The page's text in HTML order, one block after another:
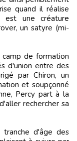
quand il réalise
est une créature
un satyre (mi-
de formation
d'union entre des
par Chiron, un
et soupçonné
Percy part à la
rechercher sa
d'âge des